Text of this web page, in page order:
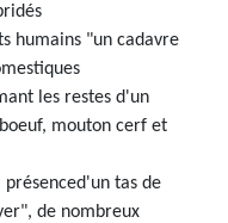
humains "un cadavre
les restes d'un
mouton cerf et
tas de
de nombreux